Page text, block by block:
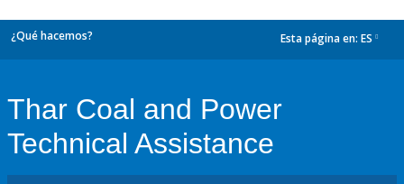
¿Qué hacemos? Esta página en: ES
Thar Coal and Power
Technical Assistance